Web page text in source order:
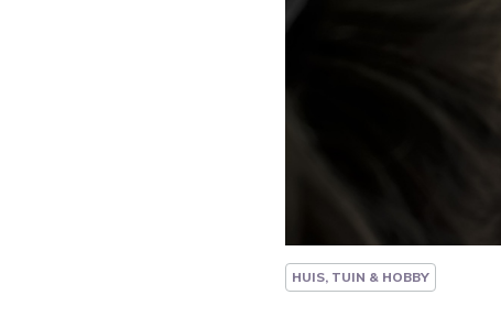
HUIS, TUIN & HOBBY